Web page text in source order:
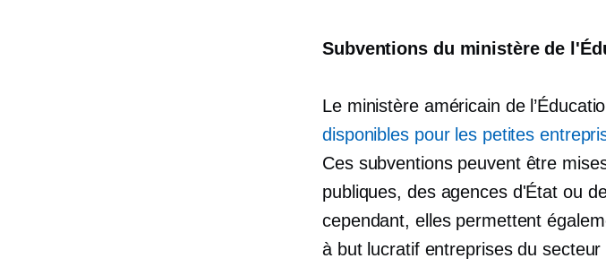
Subventions du ministère de
Le ministère américain de
disponibles pour les petites
Ces subventions peuvent être
publiques, des agences d'État ou
cependant, elles permettent
à but lucratifentreprises du secteur